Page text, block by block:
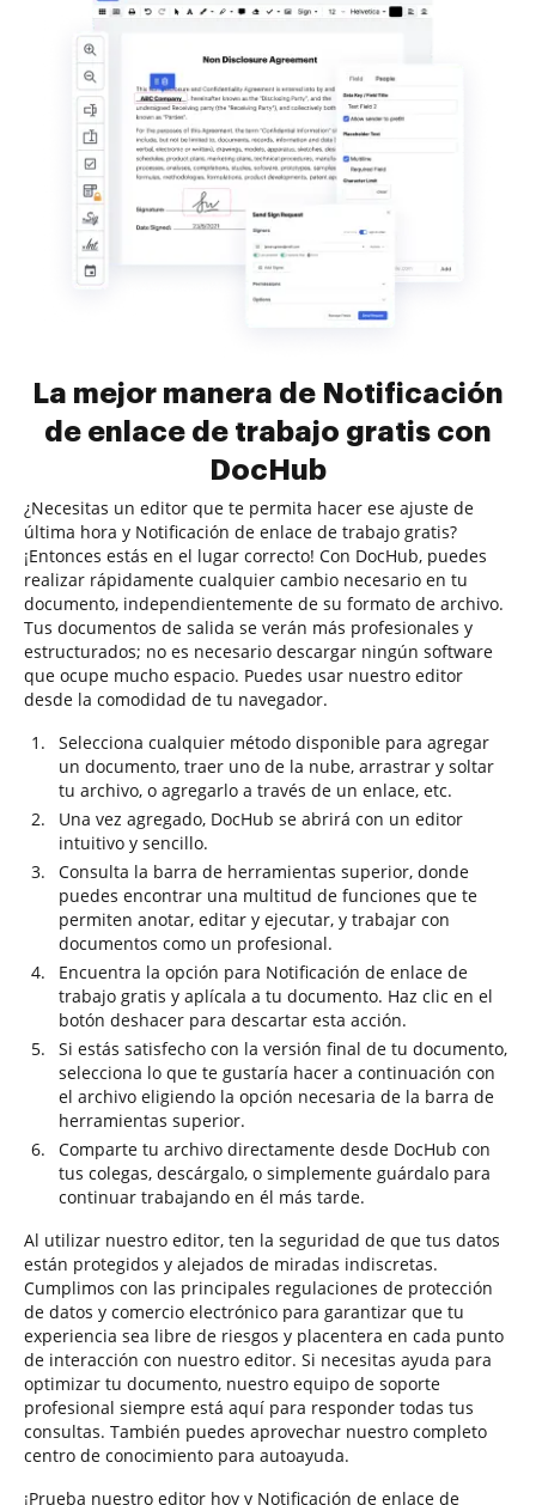
La mejor manera de Notificación
de enlace de trabajo gratis con
DocHub
¿Necesitas un editor que te permita hacer ese ajuste de
última hora y Notificación de enlace de trabajo gratis?
¡Entonces estás en el lugar correcto! Con DocHub, puedes
realizar rápidamente cualquier cambio necesario en tu
documento, independientemente de su formato de archivo.
Tus documentos de salida se verán más profesionales y
estructurados; no es necesario descargar ningún software
que ocupe mucho espacio. Puedes usar nuestro editor
desde la comodidad de tu navegador.
Selecciona cualquier método disponible para agregar
un documento, traer uno de la nube, arrastrar y soltar
tu archivo, o agregarlo a través de un enlace, etc.
Una vez agregado, DocHub se abrirá con un editor
intuitivo y sencillo.
Consulta la barra de herramientas superior, donde
puedes encontrar una multitud de funciones que te
permiten anotar, editar y ejecutar, y trabajar con
documentos como un profesional.
Encuentra la opción para Notificación de enlace de
trabajo gratis y aplícala a tu documento. Haz clic en el
botón deshacer para descartar esta acción.
Si estás satisfecho con la versión final de tu documento,
selecciona lo que te gustaría hacer a continuación con
el archivo eligiendo la opción necesaria de la barra de
herramientas superior.
Comparte tu archivo directamente desde DocHub con
tus colegas, descárgalo, o simplemente guárdalo para
continuar trabajando en él más tarde.
Al utilizar nuestro editor, ten la seguridad de que tus datos
están protegidos y alejados de miradas indiscretas.
Cumplimos con las principales regulaciones de protección
de datos y comercio electrónico para garantizar que tu
experiencia sea libre de riesgos y placentera en cada punto
de interacción con nuestro editor. Si necesitas ayuda para
optimizar tu documento, nuestro equipo de soporte
profesional siempre está aquí para responder todas tus
consultas. También puedes aprovechar nuestro completo
centro de conocimiento para autoayuda.
¡Prueba nuestro editor hoy y Notificación de enlace de